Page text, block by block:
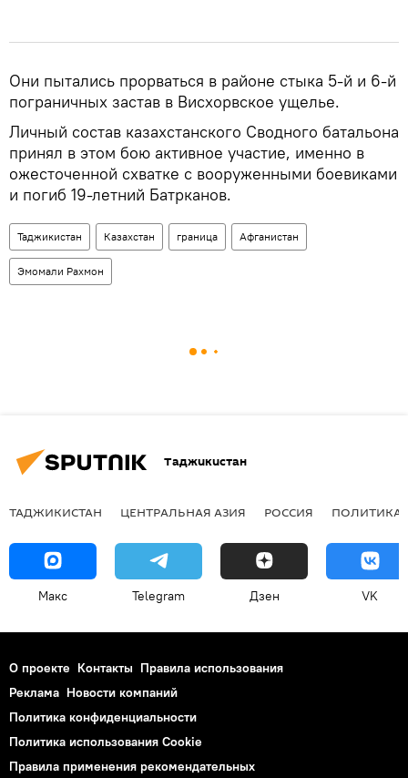
Они пытались прорваться в районе стыка 5-й и 6-й
пограничных застав в Висхорвское ущелье.
Личный состав казахстанского Сводного батальона
принял в этом бою активное участие, именно в
ожесточенной схватке с вооруженными боевиками
и погиб 19-летний Батрканов.
Таджикистан Казахстан граница Афганистан
Эмомали Рахмон
Таджикистан
ТАДЖИКИСТАН ЦЕНТРАЛЬНАЯ АЗИЯ РОССИЯ ПОЛИТИКА
Макс Telegram Дзен VK
О проекте Контакты Правила использования
Реклама Новости компаний
Политика конфиденциальности
Политика использования Cookie
Правила применения рекомендательных